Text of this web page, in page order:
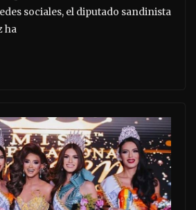
sociales, el diputado sandinista
ha